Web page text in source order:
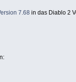
7.68 in das Diablo 2